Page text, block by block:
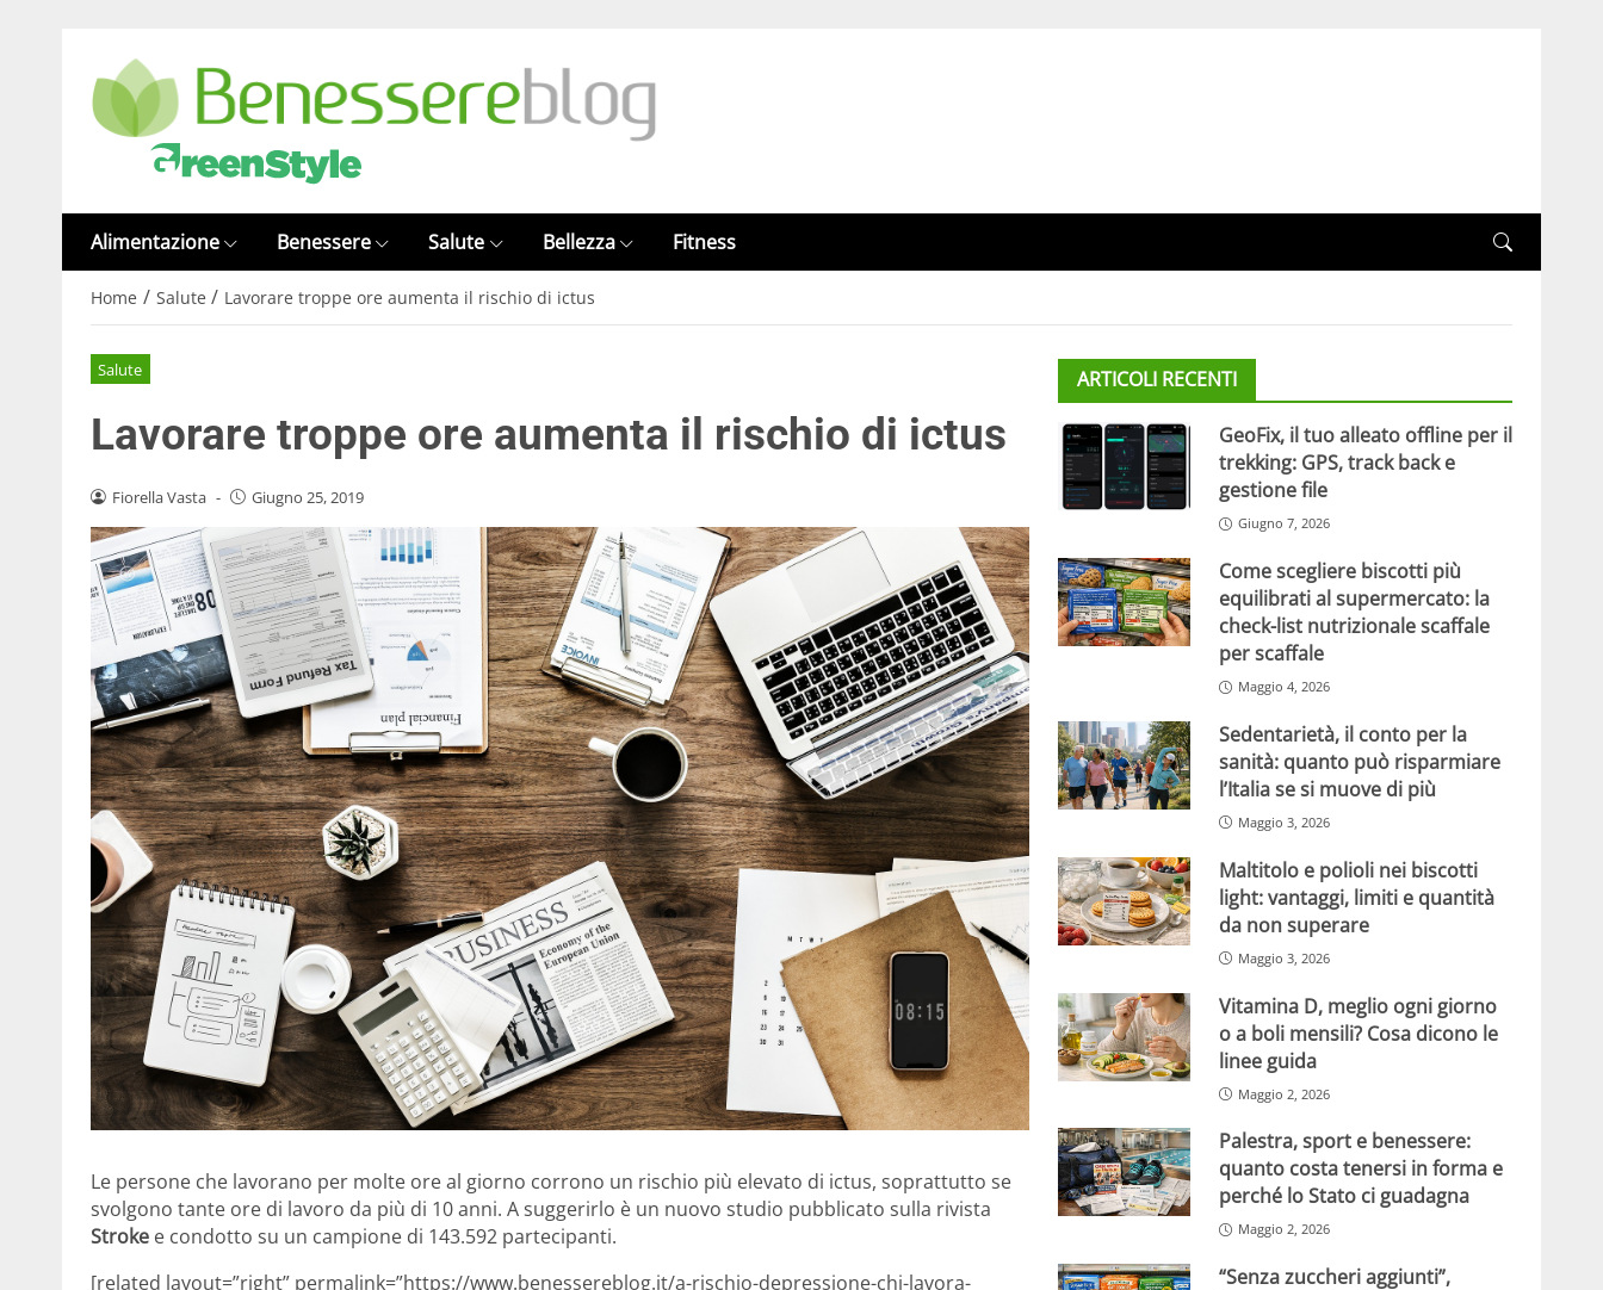
Alimentazione Benessere Salute Bellezza Fitness
Home / Salute / Lavorare troppe ore aumenta il rischio di ictus
Salute
Lavorare troppe ore aumenta il rischio di ictus
Fiorella Vasta - Giugno 25, 2019
Le persone che lavorano per molte ore al giorno corrono un rischio più elevato di ictus, soprattutto se
svolgono tante ore di lavoro da più di 10 anni. A suggerirlo è un nuovo studio pubblicato sulla rivista
Stroke e condotto su un campione di 143.592 partecipanti.
[related layout=”right” permalink=”https://www.benessereblog.it/a-rischio-depressione-chi-lavora-
ARTICOLI RECENTI
GeoFix, il tuo alleato offline per il
trekking: GPS, track back e
gestione file
Giugno 7, 2026
Come scegliere biscotti più
equilibrati al supermercato: la
check-list nutrizionale scaffale
per scaffale
Maggio 4, 2026
Sedentarietà, il conto per la
sanità: quanto può risparmiare
l’Italia se si muove di più
Maggio 3, 2026
Maltitolo e polioli nei biscotti
light: vantaggi, limiti e quantità
da non superare
Maggio 3, 2026
Vitamina D, meglio ogni giorno
o a boli mensili? Cosa dicono le
linee guida
Maggio 2, 2026
Palestra, sport e benessere:
quanto costa tenersi in forma e
perché lo Stato ci guadagna
Maggio 2, 2026
“Senza zuccheri aggiunti”,